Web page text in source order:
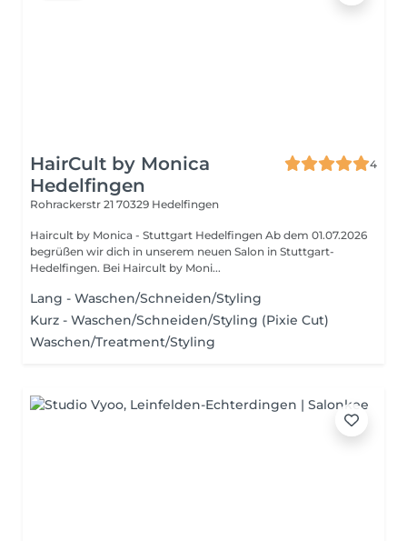
HairCult by Monica
Hedelfingen
4
Rohrackerstr 21 70329 Hedelfingen
Haircult by Monica - Stuttgart Hedelfingen Ab dem 01.07.2026
begrüßen wir dich in unserem neuen Salon in Stuttgart-
Hedelfingen. Bei Haircult by Moni...
Lang - Waschen/Schneiden/Styling
Kurz - Waschen/Schneiden/Styling (Pixie Cut)
Waschen/Treatment/Styling